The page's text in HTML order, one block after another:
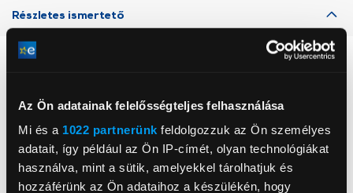
Az Ön adatainak felelősségteljes felhasználása
Mi és a 1022 partnerünk feldolgozzuk az Ön személyes
adatait, így például az Ön IP-címét, olyan technológiákat
használva, mint a sütik, amelyekkel tárolhatjuk és
hozzáférünk az Ön adataihoz a készülékén, hogy
Részletes ismertető